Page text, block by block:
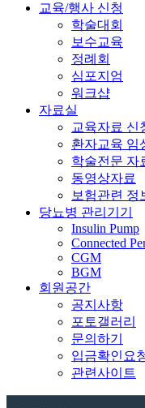
교육/행사 신청
학술대회
보수교육
정례회
심포지엄
워크샵
자료실
교육자료 신
환자교육 임
학술전문 자
동영상자료
보험관련 정
당뇨병 관리기기
Insulin Pump
Connected
CGM
BGM
회원공간
공지사항
포토갤러리
문의하기
입금확인요
관련사이트